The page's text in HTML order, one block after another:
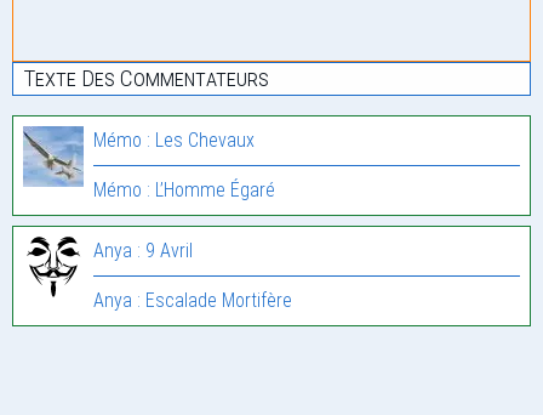
Texte Des Commentateurs
Mémo : Les Chevaux
Mémo : L’Homme Égaré
Anya : 9 Avril
Anya : Escalade Mortifère